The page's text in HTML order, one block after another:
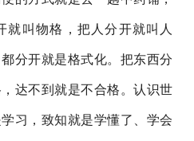
就叫物格，把人分开就叫人
分开就是格式化。把东西分
达不到就是不合格。认识世
习，致知就是学懂了、学会